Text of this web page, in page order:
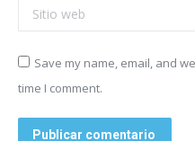
Sitio web
Save my name, email, and
time I comment.
Publicar comentario